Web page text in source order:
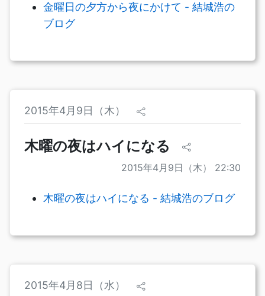
金曜日の夕方から夜にかけて - 結城浩の
ブログ
2015年4月9日（木）
木曜の夜はハイになる
2015年4月9日（木） 22:30
木曜の夜はハイになる - 結城浩のブログ
2015年4月8日（水）